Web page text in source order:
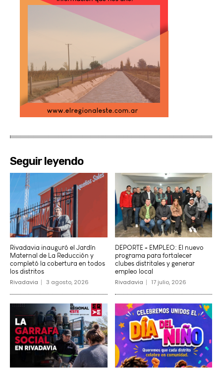
Seguir leyendo
Rivadavia inauguró el Jardín
Maternal de La Reducción y
completó la cobertura en todos
los distritos
Rivadavia 3 agosto, 2026
DEPORTE + EMPLEO: El nuevo
programa para fortalecer
clubes distritales y generar
empleo local
Rivadavia 17 julio, 2026